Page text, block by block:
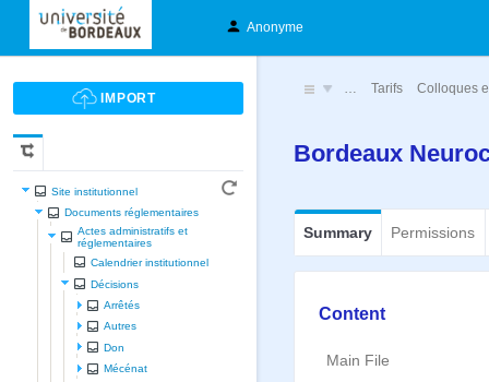
Anonyme
Site institutionnel
Documents réglementaires
Actes administratifs et
réglementaires
Calendrier institutionnel
Décisions
Arrêtés
Autres
Don
Mécénat
… Tarifs Colloques
Bordeaux
Summary Permissions
Content
Main File